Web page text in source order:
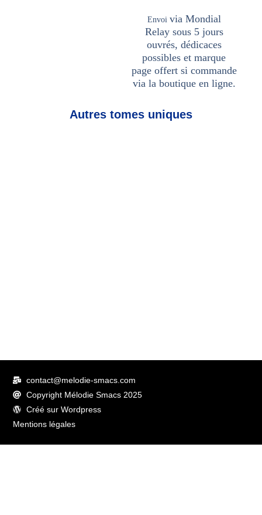
Envoi via Mondial
Relaysous 5 jours
ouvrés, dédicaces
possibles et marque
page offert si commande
via la boutique en ligne.
Autres tomes uniques
contact@melodie-smacs.com
Copyright Mélodie Smacs 2025
Créé sur Wordpress
Mentions légales